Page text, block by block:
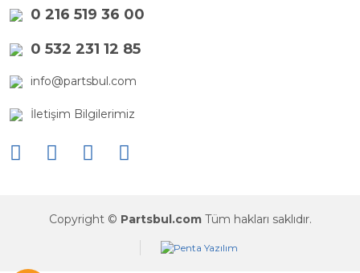
0 216 519 36 00
0 532 231 12 85
info@partsbul.com
İletişim Bilgilerimiz
Copyright © Partsbul.com Tüm hakları saklıdır.